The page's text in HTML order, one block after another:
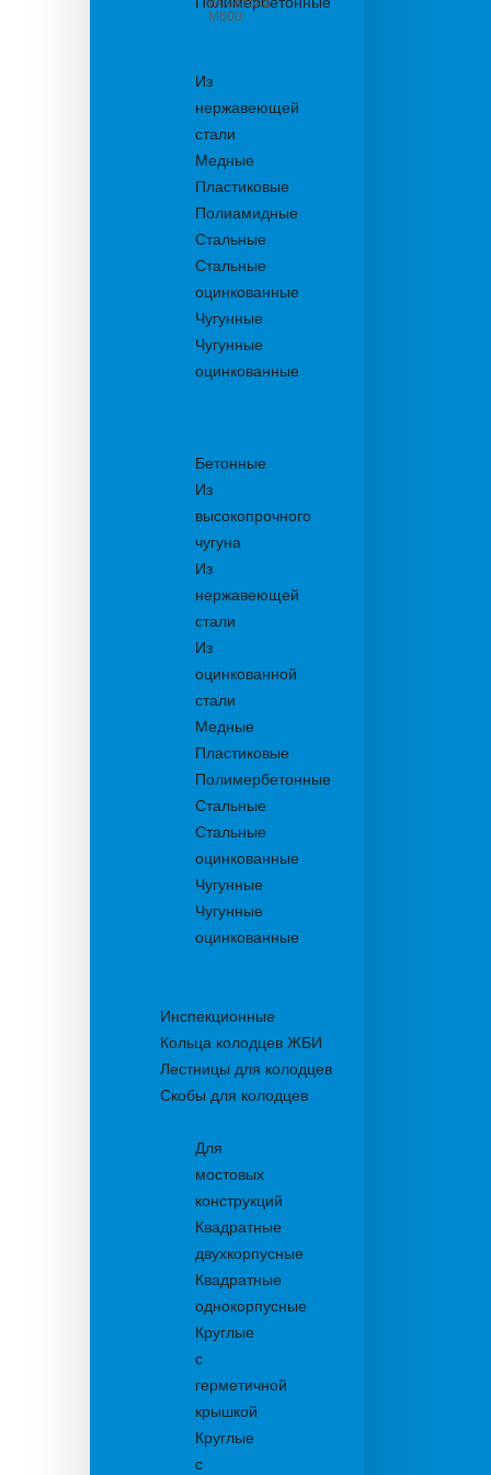
из бетона
М600
Из
нержавеющей
стали
Медные
Пластиковые
Полиамидные
Стальные
Стальные
оцинкованные
Чугунные
Чугунные
оцинкованные
Бетонные
Из
высокопрочного
чугуна
Из
нержавеющей
стали
Из
оцинкованной
стали
Медные
Пластиковые
Полимербетонные
Стальные
Стальные
оцинкованные
Чугунные
Чугунные
оцинкованные
Инспекционные
Кольца колодцев ЖБИ
Лестницы для колодцев
Скобы для колодцев
Для
мостовых
конструкций
Квадратные
двухкорпусные
Квадратные
однокорпусные
Круглые
с
герметичной
крышкой
Круглые
с